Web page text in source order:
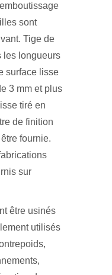
sont
Tige de
les longueurs
surface lisse
3 mm et plus
tiré en
de finition
fournie.
sur
être usinés
utilisés